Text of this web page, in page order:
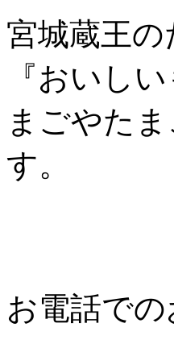
宮城蔵王
『おいし
まごやた
す。
お電話で